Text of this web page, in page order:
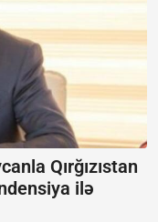
Qırğızıstan
ilə